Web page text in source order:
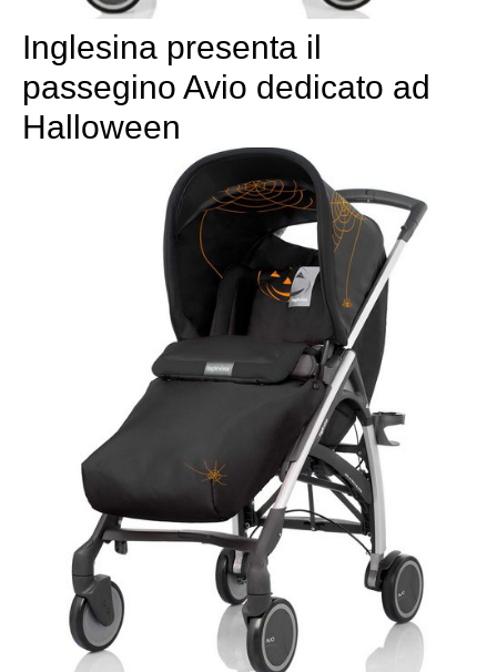
Inglesina presenta il
passegino Avio dedicato ad
Halloween